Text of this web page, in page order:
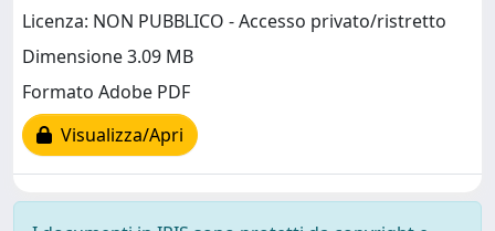
Licenza: NON PUBBLICO - Accesso privato/ristretto
Dimensione 3.09 MB
Formato Adobe PDF
Visualizza/Apri